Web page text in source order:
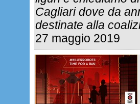
Cagliari dove da
destinate alla
27 maggio 2019